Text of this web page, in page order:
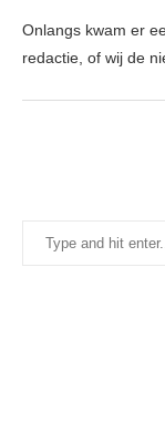
Onlangs kwam er
redactie, of wij de